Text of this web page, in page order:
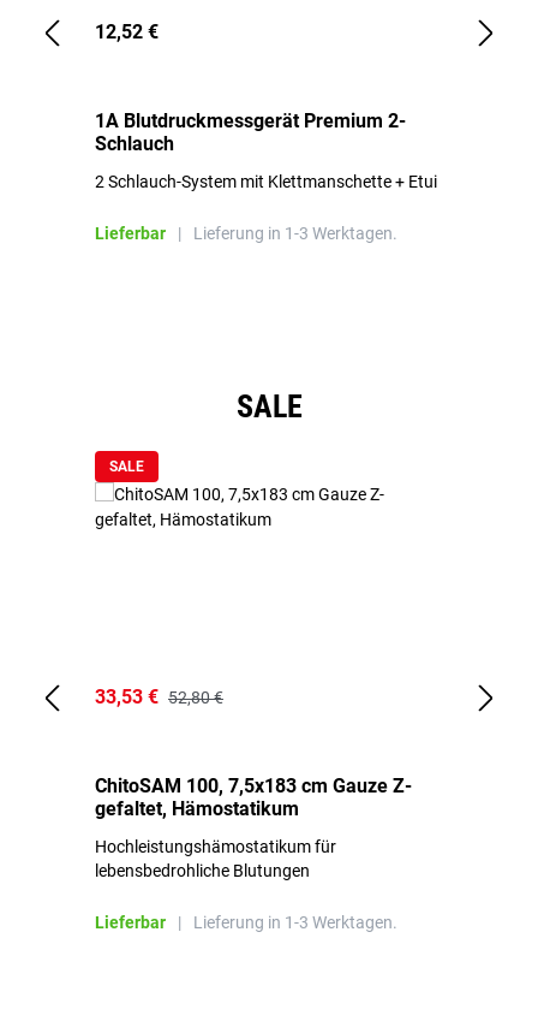
12,52 €
1A Blutdruckmessgerät Premium 2-
Schlauch
2 Schlauch-System mit Klettmanschette + Etui
Lieferbar | Lieferung in 1-3 Werktagen.
SALE
SALE
33,53 € 52,80 €
ChitoSAM 100, 7,5x183 cm Gauze Z-
gefaltet, Hämostatikum
Hochleistungshämostatikum für
lebensbedrohliche Blutungen
Lieferbar | Lieferung in 1-3 Werktagen.